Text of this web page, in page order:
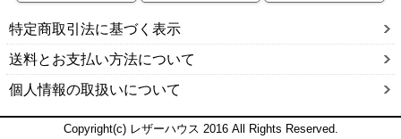
特定商取引法に基づく表示
送料とお支払い方法について
個人情報の取扱いについて
Copyright(c) レザーハウス 2016 All Rights Reserved.